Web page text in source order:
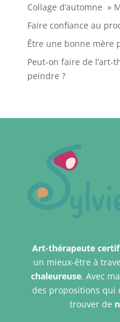
Collage d’automne »
Faire confiance au
Être une bonne mère
Peut-on faire de l’art-
peindre ?
Art-thérapeute
un mieux-être à
chaleureuse. Avec
des propositions qui
trouver de